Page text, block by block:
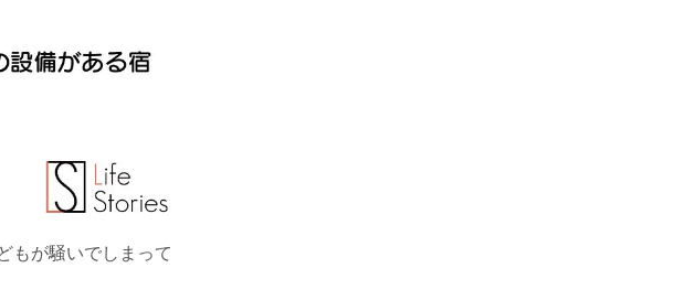
もが騒いでしまって